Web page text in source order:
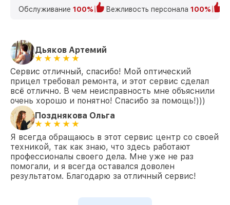
Обслуживание 100% Вежливость персонала 100%
Дьяков Артемий
Сервис отличный, спасибо! Мой оптический
прицел требовал ремонта, и этот сервис сделал
всё отлично. В чем неисправность мне объяснили
очень хорошо и понятно! Спасибо за помощь!)))
Позднякова Ольга
Я всегда обращаюсь в этот сервис центр со своей
техникой, так как знаю, что здесь работают
профессионалы своего дела. Мне уже не раз
помогали, и я всегда оставался доволен
результатом. Благодарю за отличный сервис!